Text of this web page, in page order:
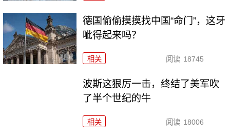
德国偷偷摸摸找中国“命门”，这牙
呲得起来吗？
相关 阅读 18745
波斯这狠厉一击，终结了美军吹
了半个世纪的牛
相关 阅读 18006